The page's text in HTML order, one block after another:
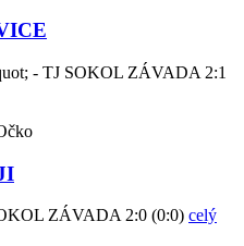
- TJ SOKOL ZÁVADA 2:1
ZÁVADA 2:0 (0:0) celý